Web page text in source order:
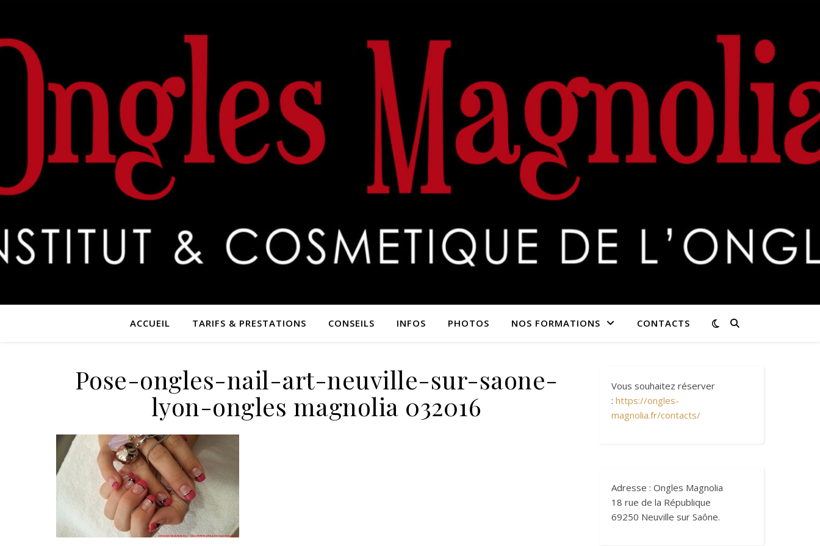
ACCUEIL TARIFS & PRESTATIONS CONSEILS INFOS PHOTOS NOS FORMATIONS CONTACTS
Pose-ongles-nail-art-neuville-sur-saone-
lyon-ongles magnolia 032016
Vous souhaitez réserver
: https://ongles-
magnolia.fr/contacts/
Adresse : Ongles Magnolia
18 rue de la République
69250 Neuville sur Saône.